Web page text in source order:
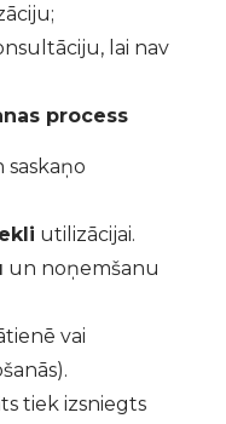
lai nav
process
utilizācijai.
un noņemšanu
vai
tiek izsniegts